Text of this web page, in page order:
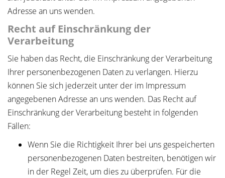
Adresse an uns wenden.
Recht auf Einschränkung der
Verarbeitung
Sie haben das Recht, die Einschränkung der Verarbeitung
Ihrer personenbezogenen Daten zu verlangen. Hierzu
können Sie sich jederzeit unter der im Impressum
angegebenen Adresse an uns wenden. Das Recht auf
Einschränkung der Verarbeitung besteht in folgenden
Fällen:
Wenn Sie die Richtigkeit Ihrer bei uns gespeicherten
personenbezogenen Daten bestreiten, benötigen wir
in der Regel Zeit, um dies zu überprüfen. Für die